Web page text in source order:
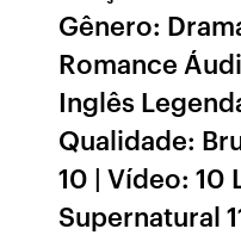
Gênero:
Romance
Inglês
Qualidade:
10 | Vídeo: 10
Supernatural